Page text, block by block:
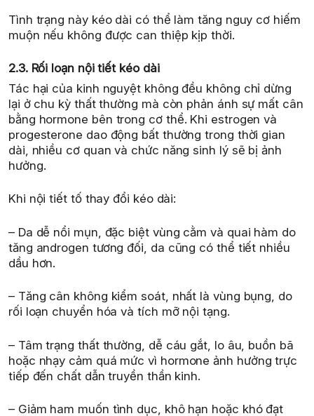
Tình trạng này kéo dài có thể làm tăng nguy cơ hiếm
muộn nếu không được can thiệp kịp thời.
2.3. Rối loạn nội tiết kéo dài
Tác hại của kinh nguyệt không đều không chỉ dừng
lại ở chu kỳ thất thường mà còn phản ánh sự mất cân
bằng hormone bên trong cơ thể. Khi estrogen và
progesterone dao động bất thường trong thời gian
dài, nhiều cơ quan và chức năng sinh lý sẽ bị ảnh
hưởng.
Khi nội tiết tố thay đổi kéo dài:
– Da dễ nổi mụn, đặc biệt vùng cằm và quai hàm do
tăng androgen tương đối, da cũng có thể tiết nhiều
dầu hơn.
– Tăng cân không kiểm soát, nhất là vùng bụng, do
rối loạn chuyển hóa và tích mỡ nội tạng.
– Tâm trạng thất thường, dễ cáu gắt, lo âu, buồn bã
hoặc nhạy cảm quá mức vì hormone ảnh hưởng trực
tiếp đến chất dẫn truyền thần kinh.
– Giảm ham muốn tình dục, khô hạn hoặc khó đạt